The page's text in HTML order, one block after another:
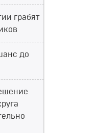
грабят
до